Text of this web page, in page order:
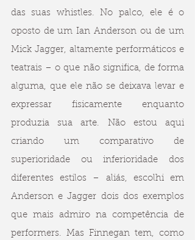
das suas whistles. No palco, ele é o
oposto de um Ian Anderson ou de um
Mick Jagger, altamente performáticos e
teatrais – o que não significa, de forma
alguma, que ele não se deixava levar e
expressar fisicamente enquanto
produzia sua arte. Não estou aqui
criando um comparativo de
superioridade ou inferioridade dos
diferentes estilos – aliás, escolhi em
Anderson e Jagger dois dos exemplos
que mais admiro na competência de
performers. Mas Finnegan tem, como